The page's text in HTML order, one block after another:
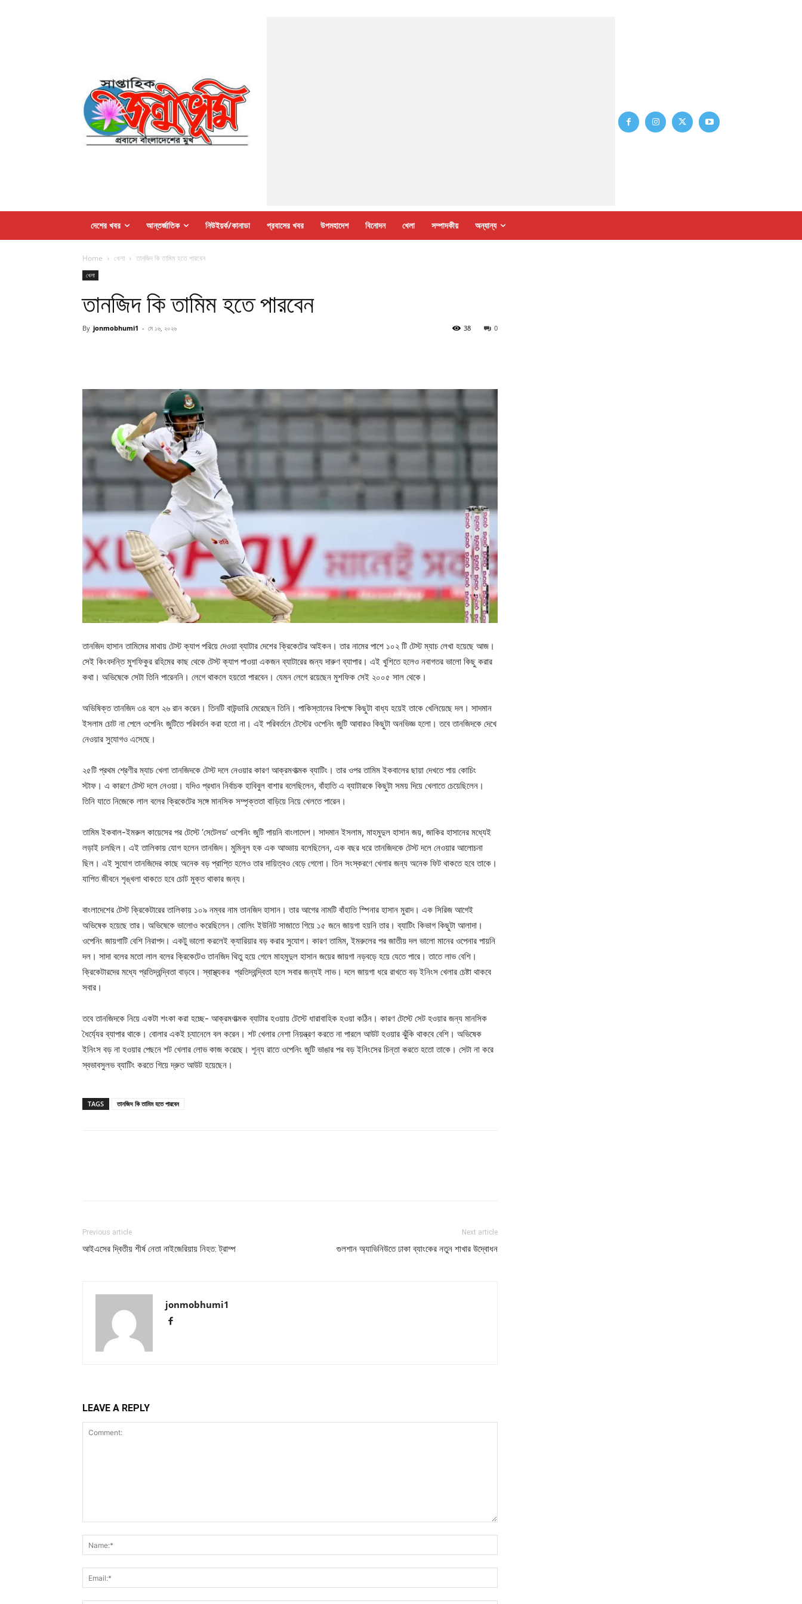
দেশের খবর আন্তর্জাতিক নিউইয়র্ক/কানাডা প্রবাসের খবর উপমহাদেশ বিনোদন খেলা সম্পাদকীয় অন্যান্য
Home খেলা তানজিদ কি তামিম হতে পারবেন
খেলা
তানজিদ কি তামিম হতে পারবেন
By jonmobhumi1 - মে ১৬, ২০২৬ 0
38
তানজিদ হাসান তামিমের মাথায় টেস্ট ক্যাপ পরিয়ে দেওয়া ব্যাটার দেশের ক্রিকেটের আইকন। তার নামের পাশে ১০২ টি টেস্ট ম্যাচ লেখা হয়েছে আজ।
সেই কিংবদন্তি মুশফিকুর রহিমের কাছ থেকে টেস্ট ক্যাপ পাওয়া একজন ব্যাটারের জন্য দারুণ ব্যাপার। এই খুশিতে হলেও নবাগতর ভালো কিছু করার
কথা। অভিষেকে সেটা তিনি পারেননি। লেগে থাকলে হয়তো পারবেন। যেমন লেগে রয়েছেন মুশফিক সেই ২০০৫ সাল থেকে।
অভিষিক্ত তানজিদ ৩৪ বলে ২৬ রান করেন। তিনটি বাউন্ডারি মেরেছেন তিনি। পাকিস্তানের বিপক্ষে কিছুটা বাধ্য হয়েই তাকে খেলিয়েছে দল। সাদমান
ইসলাম চোট না পেলে ওপেনিং জুটিতে পরিবর্তন করা হতো না। এই পরিবর্তনে টেস্টের ওপেনিং জুটি আবারও কিছুটা অনভিজ্ঞ হলো। তবে তানজিদকে দেখে
নেওয়ার সুযোগও এসেছে।
২৫টি প্রথম শ্রেণীর ম্যাচ খেলা তানজিদকে টেস্ট দলে নেওয়ার কারণ আক্রমণাত্মক ব্যাটিং। তার ওপর তামিম ইকবালের ছায়া দেখতে পায় কোচিং
স্টাফ। এ কারণে টেস্ট দলে নেওয়া। যদিও প্রধান নির্বাচক হাবিবুল বাশার বলেছিলেন, বাঁহাতি এ ব্যাটারকে কিছুটা সময় দিয়ে খেলাতে চেয়েছিলেন।
তিনি যাতে নিজেকে লাল বলের ক্রিকেটের সঙ্গে মানসিক সম্পৃক্ততা বাড়িয়ে নিয়ে খেলতে পারেন।
তামিম ইকবাল-ইমরুল কায়েসের পর টেস্টে ‘সেটেলড’ ওপেনিং জুটি পায়নি বাংলাদেশ। সাদমান ইসলাম, মাহমুদুল হাসান জয়, জাকির হাসানের মধ্যেই
লড়াই চলছিল। এই তালিকায় যোগ হলেন তানজিদ। মুমিনুল হক এক আড্ডায় বলেছিলেন, এক বছর ধরে তানজিদকে টেস্ট দলে নেওয়ার আলোচনা
ছিল। এই সুযোগ তানজিদের কাছে অনেক বড় প্রাপ্তি হলেও তার দায়িত্বও বেড়ে গেলো। তিন সংস্করণে খেলার জন্য অনেক ফিট থাকতে হবে তাকে।
যাপিত জীবনে শৃঙ্খলা থাকতে হবে চোট মুক্ত থাকার জন্য।
বাংলাদেশের টেস্ট ক্রিকেটারের তালিকায় ১০৯ নম্বর নাম তানজিদ হাসান। তার আগের নামটি বাঁহাতি স্পিনার হাসান মুরাদ। এক সিরিজ আগেই
অভিষেক হয়েছে তার। অভিষেকে ভালোও করেছিলেন। বোলিং ইউনিট সাজাতে গিয়ে ১৫ জনে জায়গা হয়নি তার। ব্যাটিং কিভাগ কিছুটা আলাদা।
ওপেনিং জায়গাটি বেশি নিরাপদ। একটু ভালো করলেই ক্যারিয়ার বড় করার সুযোগ। কারণ তামিম, ইমরুলের পর জাতীয় দল ভালো মানের ওপেনার পায়নি
দল। সাদা বলের মতো লাল বলের ক্রিকেটেও তানজিদ থিতু হয়ে গেলে মাহমুদুল হাসান জয়ের জায়গা নড়বড়ে হয়ে যেতে পারে। তাতে লাভ বেশি।
ক্রিকেটারদের মধ্যে প্রতিদ্বন্দ্বিতা বাড়বে। স্বাস্থ্যকর প্রতিদ্বন্দ্বিতা হলে সবার জন্যই লাভ। দলে জায়গা ধরে রাখতে বড় ইনিংস খেলার চেষ্টা থাকবে
সবার।
তবে তানজিদকে নিয়ে একটা শংকা করা হচ্ছে- আক্রমণাত্মক ব্যাটার হওয়ায় টেস্টে ধারাবাহিক হওয়া কঠিন। কারণ টেস্টে সেট হওয়ার জন্য মানসিক
ধৈর্য্যের ব্যাপার থাকে। বোলার একই চ্যানেলে বল করেন। শট খেলার নেশা নিয়ন্ত্রণ করতে না পারলে আউট হওয়ার ঝুঁকি থাকবে বেশি। অভিষেক
ইনিংস বড় না হওয়ার পেছনে শট খেলার লোভ কাজ করেছে। শূন্য রাতে ওপেনিং জুটি ভাঙার পর বড় ইনিংসের চিন্তা করতে হতো তাকে। সেটা না করে
স্বভাবসুলভ ব্যাটিং করতে গিয়ে দ্রুত আউট হয়েছেন।
TAGS তানজিদ কি তামিম হতে পারবেন
Previous article
আইএসের দ্বিতীয় শীর্ষ নেতা নাইজেরিয়ায় নিহত: ট্রাম্প
Next article
গুলশান অ্যাভিনিউতে ঢাকা ব্যাংকের নতুন শাখার উদ্বোধন
jonmobhumi1
LEAVE A REPLY